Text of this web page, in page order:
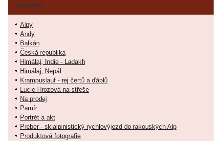
Fotoalbum
Alpy
Andy
Balkán
Česká republika
Himálaj, Indie - Ladakh
Himálaj, Nepál
Krampuslauf - rej čertů a ďáblů
Lucie Hrozová na střeše
Na prodej
Pamír
Portrét a akt
Preber - skialpinistický rychlovýjezd do rakouských Alp
Produktová fotografie